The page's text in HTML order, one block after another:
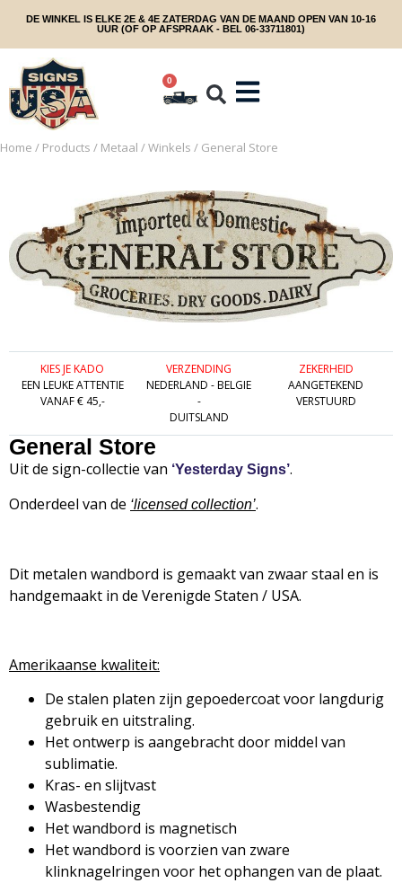
DE WINKEL IS ELKE 2E & 4E ZATERDAG VAN DE MAAND OPEN VAN 10-16
UUR (OF OP AFSPRAAK - BEL 06-33711801)
0
Home / Products / Metaal /Winkels / General Store
KIES JE KADO
EEN LEUKE ATTENTIE
VANAF € 45,-
VERZENDING
NEDERLAND - BELGIE
-
DUITSLAND
ZEKERHEID
AANGETEKEND
VERSTUURD
General Store
Uit de sign-collectie van ‘Yesterday Signs’.
Onderdeel van de ‘licensed collection’.
Dit metalen wandbord is gemaakt van zwaar staal en is
handgemaakt in de Verenigde Staten / USA.
Amerikaanse kwaliteit:
De stalen platen zijn gepoedercoat voor langdurig
gebruik en uitstraling.
Het ontwerp is aangebracht door middel van
sublimatie.
Kras- en slijtvast
Wasbestendig
Het wandbord is magnetisch
Het wandbord is voorzien van zware
klinknagelringen voor het ophangen van de plaat.